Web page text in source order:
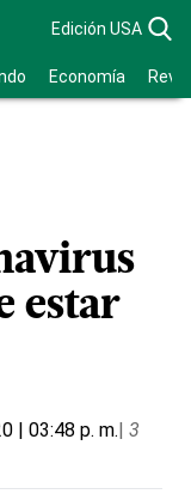
Edición USA
Economía
estar
| 03:48 p. m.| 3